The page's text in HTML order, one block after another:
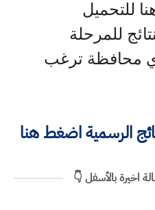
للتحميل
للمرحلة
اي محافظة ترغب
الرسمية اضغط هنا
اخيرة بالأسفل 👇